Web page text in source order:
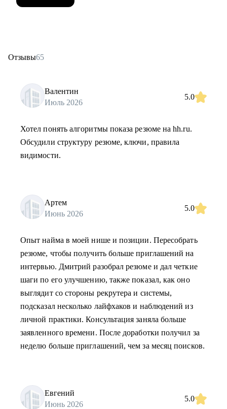
Отзывы65
Валентин
Июль 2026
5.0
Хотел понять алгоритмы показа резюме на hh.ru.
Обсудили структуру резюме, ключи, правила
видимости.
Артем
Июнь 2026
5.0
Опыт найма в моей нише и позиции. Пересобрать
резюме, чтобы получить больше приглашений на
интервью. Дмитрий разобрал резюме и дал четкие
шаги по его улучшению, также показал, как оно
выглядит со стороны рекрутера и системы,
подсказал несколько лайфхаков и наблюдений из
личной практики. Консультация заняла больше
заявленного времени. После доработки получил за
неделю больше приглашений, чем за месяц поисков.
Евгений
Июнь 2026
5.0